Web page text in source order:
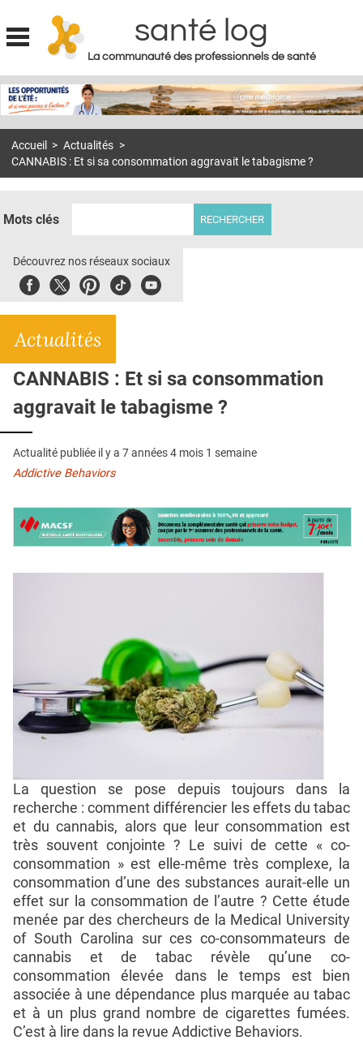
Jump to navigation
santé log
La communauté des professionnels de santé
MON COMPTE
S'ABONNER À LA REVUE SOIN À DOMICILE
DOSSIERS
E-REVUE SAD
L'APP
QUI SOMMES-NOUS ?
PUBLICITÉ
CONDITIONS GÉNÉRALES
CONTACT
Accueil > Actualités >
CANNABIS : Et si sa consommation aggravait le tabagisme ?
Mots clés
Découvrez nos réseaux sociaux
FacebookTwitterPinterest
TiktokYoubute
Actualités
CANNABIS : Et si sa consommation
aggravait le tabagisme ?
Actualité publiée il y a 7 années 4 mois 1 semaine
Addictive Behaviors
La question se pose depuis toujours dans la
recherche : comment différencier les effets du tabac
et du cannabis, alors que leur consommation est
très souvent conjointe ? Le suivi de cette « co-
consommation » est elle-même très complexe, la
consommation d’une des substances aurait-elle un
effet sur la consommation de l’autre ? Cette étude
menée par des chercheurs de la Medical University
of South Carolina sur ces co-consommateurs de
cannabis et de tabac révèle qu’une co-
consommation élevée dans le temps est bien
associée à une dépendance plus marquée au tabac
et à un plus grand nombre de cigarettes fumées.
C’est à lire dans la revue Addictive Behaviors.